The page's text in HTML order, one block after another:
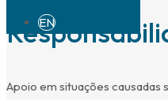
EN
Apoio em situações causadas